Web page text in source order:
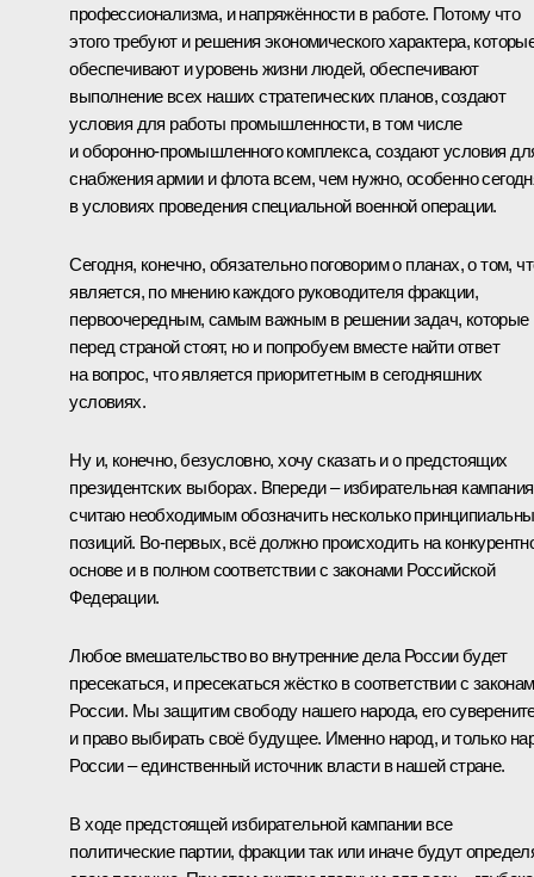
профессионализма, и напряжённости в работе. Потому что
этого требуют и решения экономического характера,
обеспечивают и уровень жизни людей, обеспечивают
выполнение всех наших стратегических планов, создают
условия для работы промышленности, в том числе
и оборонно-промышленного комплекса, создают условия
снабжения армии и флота всем, чем нужно, особенно
в условиях проведения специальной военной операции.
Сегодня, конечно, обязательно поговорим о планах, о том,
является, по мнению каждого руководителя фракции,
первоочередным, самым важным в решении задач, которые
перед страной стоят, но и попробуем вместе найти ответ
на вопрос, что является приоритетным в сегодняшних
условиях.
Ну и, конечно, безусловно, хочу сказать и о предстоящих
президентских выборах. Впереди – избирательная
считаю необходимым обозначить несколько
позиций. Во-первых, всё должно происходить на
основе и в полном соответствии с законами Российской
Федерации.
Любое вмешательство во внутренние дела России будет
пресекаться, и пресекаться жёстко в соответствии с
России. Мы защитим свободу нашего народа, его
и право выбирать своё будущее. Именно народ, и только
России – единственный источник власти в нашей стране.
В ходе предстоящей избирательной кампании все
политические партии, фракции так или иначе будут